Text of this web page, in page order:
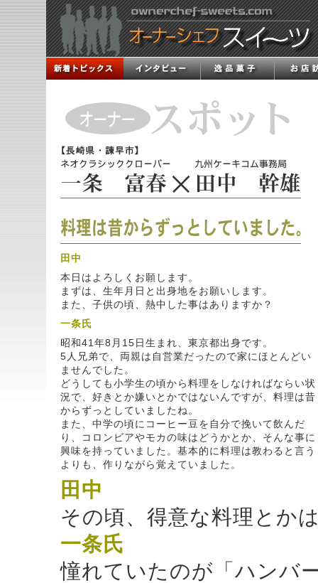
田中
本日はよろしくお願します。
まずは、生年月日と出身地をお願いします。
また、子供の頃、熱中した事はありますか？
一条氏
昭和41年8月15日生まれ、東京都出身です。
5人兄弟で、両親は自営業だったので家にほとんどい
ませんでした。
どうしても小学生の頃から料理をしなければならい状
況で、好きとか嫌いとかではないんですが、料理は昔
からずっとしていましたね。
また、中学の頃にコーヒー豆を自分で挽いて飲んだ
り、コロンビアやモカの味はどうかとか、そんな事に
興味を持っていました。基本的に料理は教わると言う
よりも、作りながら覚えていました。
田中
その頃、得意な料理とか
一条氏
憧れていたのが「ハンバ